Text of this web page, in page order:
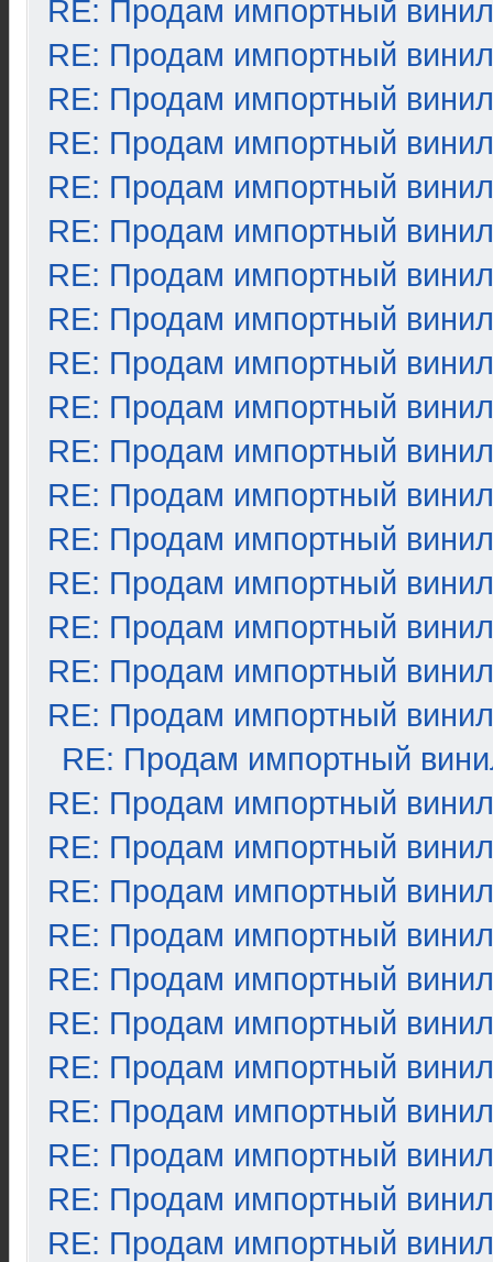
RE: Продам импортный винил
RE: Продам импортный винил
RE: Продам импортный винил
RE: Продам импортный винил
RE: Продам импортный винил
RE: Продам импортный винил
RE: Продам импортный винил
RE: Продам импортный винил
RE: Продам импортный винил
RE: Продам импортный винил
RE: Продам импортный винил
RE: Продам импортный винил
RE: Продам импортный винил
RE: Продам импортный винил
RE: Продам импортный винил
RE: Продам импортный винил
RE: Продам импортный винил
RE: Продам импортный
RE: Продам импортный винил
RE: Продам импортный винил
RE: Продам импортный винил
RE: Продам импортный винил
RE: Продам импортный винил
RE: Продам импортный винил
RE: Продам импортный винил
RE: Продам импортный винил
RE: Продам импортный винил
RE: Продам импортный винил
RE: Продам импортный винил